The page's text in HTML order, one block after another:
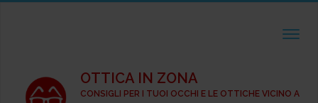
OTTICA IN ZONA
CONSIGLI PER I TUOI OCCHI E LE OTTICHE VICINO A